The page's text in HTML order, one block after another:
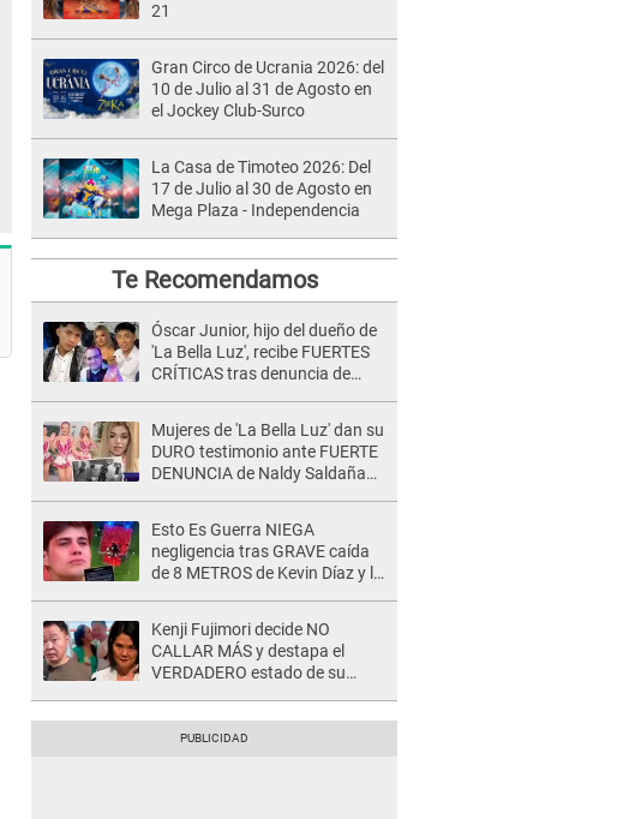
21
Gran Circo de Ucrania 2026: del
10 de Julio al 31 de Agosto en
el Jockey Club-Surco
La Casa de Timoteo 2026: Del
17 de Julio al 30 de Agosto en
Mega Plaza - Independencia
Te Recomendamos
Óscar Junior, hijo del dueño de
'La Bella Luz', recibe FUERTES
CRÍTICAS tras denuncia de
Mujeres de 'La Bella Luz' dan su
DURO testimonio ante FUERTE
DENUNCIA de Naldy Saldaña
Esto Es Guerra NIEGA
negligencia tras GRAVE caída
de 8 METROS de Kevin Díaz y lo
Kenji Fujimori decide NO
CALLAR MÁS y destapa el
VERDADERO estado de su
suegra..."